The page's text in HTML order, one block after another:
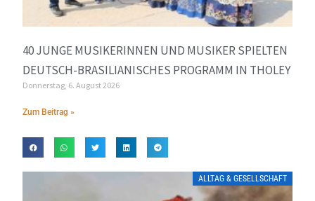
40 JUNGE MUSIKERINNEN UND MUSIKER SPIELTEN
DEUTSCH-BRASILIANISCHES PROGRAMM IN THOLEY
Donnerstag, 6. August 2026
Zum Beitrag »
ALLTAG & GESELLSCHAFT